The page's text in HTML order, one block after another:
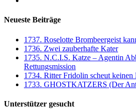
Neueste Beiträge
1737. Roselotte Brombeergeist
1736. Zwei zauberhafte Kater
1735. N.C.I.S. Katze – Agentin
Rettungsmission
1734. Ritter Fridolin scheut keinen
1733. GHOSTKATZERS (Der
Unterstützer gesucht